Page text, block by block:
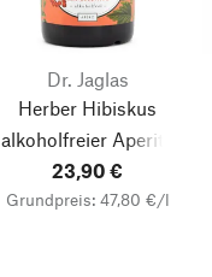
Dr. Jaglas
Herber Hibiskus
alkoholfreier Aperitif
23,90 €
Grundpreis: 47,80 €/l